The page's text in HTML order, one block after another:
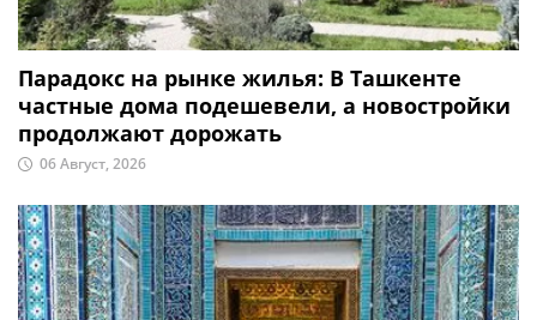
Парадокс на рынке жилья: В Ташкенте
частные дома подешевели, а новостройки
продолжают дорожать
06 Август, 2026